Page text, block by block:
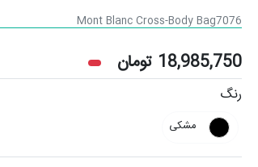
Mont Blanc Cross-Body Bag7076
18,985,750 تومان
رنگ
مشکی